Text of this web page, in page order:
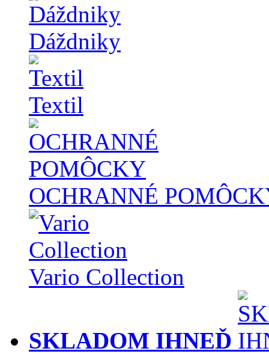
Dáždniky
Textil
OCHRANNÉ
Vario Collection
SKLADOM IHNEĎ